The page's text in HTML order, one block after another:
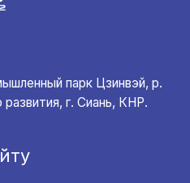
парк Цзинвэй, р.
г. Сиань, КНР.